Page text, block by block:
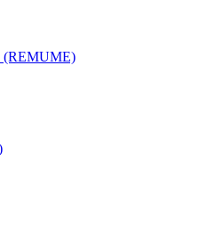
(REMUME)